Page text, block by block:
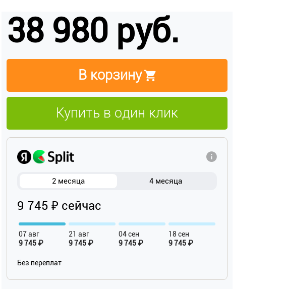
38 980 руб.
В корзину
Купить в один клик
2 месяца 4 месяца
9 745 ₽ сейчас
07 авг
9 745 ₽
21 авг
9 745 ₽
04 сен
9 745 ₽
18 сен
9 745 ₽
Без переплат